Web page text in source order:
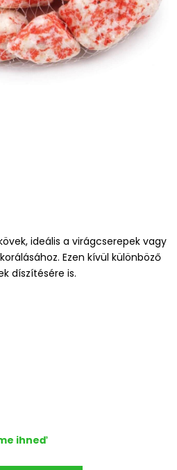
ideális a virágcserepek vagy
Ezen kívül különböző
díszítésére is.
ihneď